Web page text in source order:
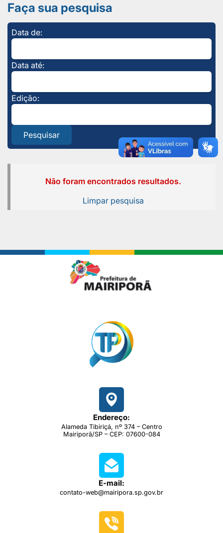
Faça sua pesquisa
Data de:
Data até:
Edição:
Pesquisar
Não foram encontrados resultados.
Limpar pesquisa
Endereço:
Alameda Tibiriçá, nº 374 – Centro
Mairiporã/SP – CEP: 07600-084
E-mail:
contato-web@mairipora.sp.gov.br